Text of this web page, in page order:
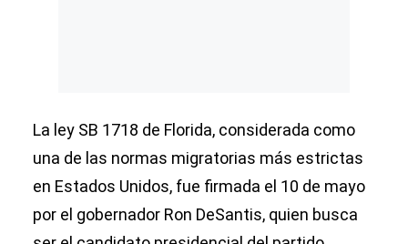
La ley SB 1718 de Florida, considerada como
una de las normas migratorias más estrictas
en Estados Unidos, fue firmada el 10 de mayo
por el gobernador Ron DeSantis, quien busca